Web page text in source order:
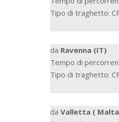
Tipo di traghetto:
da Ravenna (IT)
Tempo di
Tipo di traghetto:
da Valletta (